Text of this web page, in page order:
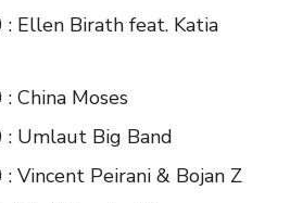
Ellen Birath feat. Katia
China Moses
: Umlaut Big Band
Vincent Peirani & Bojan Z